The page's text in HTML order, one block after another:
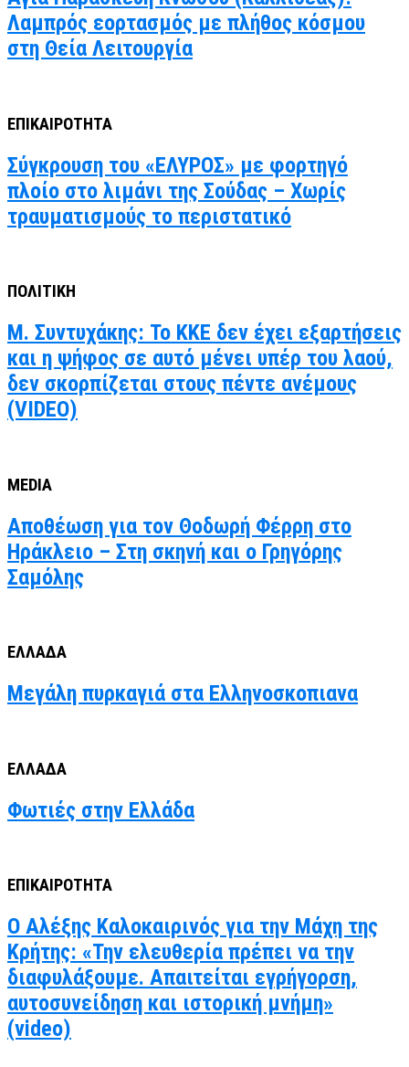
Λαμπρός εορτασμός με πλήθος κόσμου
στη Θεία Λειτουργία
ΕΠΙΚΑΙΡΟΤΗΤΑ
Σύγκρουση του «ΕΛΥΡΟΣ» με φορτηγό
πλοίο στο λιμάνι της Σούδας – Χωρίς
τραυματισμούς το περιστατικό
ΠΟΛΙΤΙΚΗ
Μ. Συντυχάκης: Το ΚΚΕ δεν έχει εξαρτήσεις
και η ψήφος σε αυτό μένει υπέρ του λαού,
δεν σκορπίζεται στους πέντε ανέμους
(VIDEO)
MEDIA
Αποθέωση για τον Θοδωρή Φέρρη στο
Ηράκλειο – Στη σκηνή και ο Γρηγόρης
Σαμόλης
ΕΛΛΑΔΑ
Μεγάλη πυρκαγιά στα Ελληνοσκοπιανα
ΕΛΛΑΔΑ
Φωτιές στην Ελλάδα
ΕΠΙΚΑΙΡΟΤΗΤΑ
Ο Αλέξης Καλοκαιρινός για την Μάχη της
Κρήτης: «Την ελευθερία πρέπει να την
διαφυλάξουμε. Απαιτείται εγρήγορση,
αυτοσυνείδηση και ιστορική μνήμη»
(video)